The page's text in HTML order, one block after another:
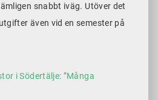
snabbt iväg. Utöver det
även vid en semester på
i Södertälje: ”Många